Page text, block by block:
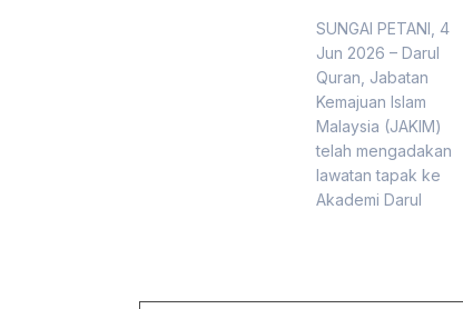
SUNGAI PETANI, 4
Jun 2026 – Darul
Quran, Jabatan
Kemajuan Islam
Malaysia (JAKIM)
telah mengadakan
lawatan tapak ke
Akademi Darul